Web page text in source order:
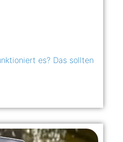
es? Das sollten